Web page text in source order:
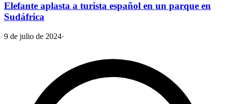
Elefante aplasta a turista español en un parque en
Sudáfrica
9 de julio de 2024·